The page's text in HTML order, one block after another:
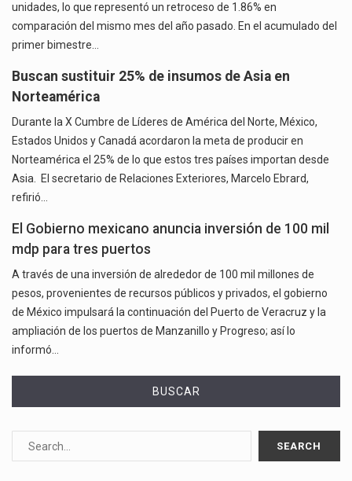
unidades, lo que representó un retroceso de 1.86% en
comparación del mismo mes del año pasado. En el acumulado del
primer bimestre…
Buscan sustituir 25% de insumos de Asia en
Norteamérica
Durante la X Cumbre de Líderes de América del Norte, México,
Estados Unidos y Canadá acordaron la meta de producir en
Norteamérica el 25% de lo que estos tres países importan desde
Asia. El secretario de Relaciones Exteriores, Marcelo Ebrard,
refirió…
El Gobierno mexicano anuncia inversión de 100 mil
mdp para tres puertos
A través de una inversión de alrededor de 100 mil millones de
pesos, provenientes de recursos públicos y privados, el gobierno
de México impulsará la continuación del Puerto de Veracruz y la
ampliación de los puertos de Manzanillo y Progreso; así lo
informó…
BUSCAR